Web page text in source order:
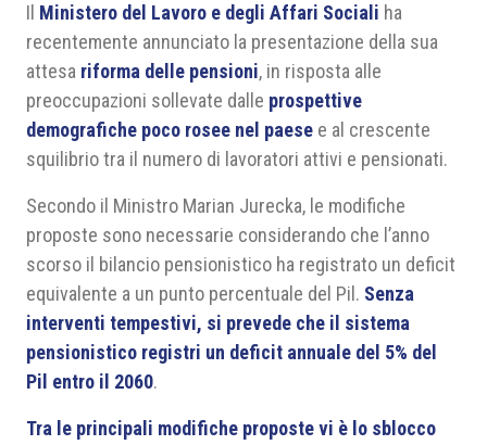
Area riservata
Il Ministero del Lavoro e degli Affari Sociali ha
recentemente annunciato la presentazione della sua
attesa riforma delle pensioni, in risposta alle
preoccupazioni sollevate dalle prospettive
demografiche poco rosee nel paese e al crescente
squilibrio tra il numero di lavoratori attivi e pensionati.
Secondo il Ministro Marian Jurecka, le modifiche
proposte sono necessarie considerando che l’anno
scorso il bilancio pensionistico ha registrato un deficit
equivalente a un punto percentuale del Pil. Senza
interventi tempestivi, si prevede che il sistema
pensionistico registri un deficit annuale del 5% del
Pil entro il 2060.
Tra le principali modifiche proposte vi è lo sblocco